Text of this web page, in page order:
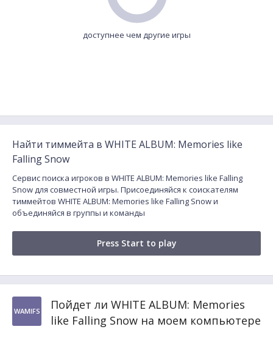
доступнее чем другие игры
Найти тиммейта в WHITE ALBUM: Memories like
Falling Snow
Сервис поиска игроков в WHITE ALBUM: Memories like Falling
Snow для совместной игры. Присоединяйся к соискателям
тиммейтов WHITE ALBUM: Memories like Falling Snow и
объединяйся в группы и команды
Press Start to play
WAMlFS
Пойдет ли WHITE ALBUM: Memories
like Falling Snow на моем компьютере